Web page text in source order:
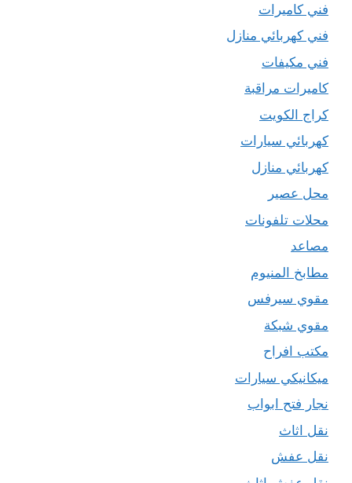
فني كاميرات
فني كهربائي منازل
فني مكيفات
كاميرات مراقبة
كراج الكويت
كهربائي سيارات
كهربائي منازل
محل عصير
محلات تلفونات
مصاعد
مطابخ المنيوم
مقوي سيرفس
مقوي شبكة
مكتب افراح
ميكانيكي سيارات
نجار فتح ابواب
نقل اثاث
نقل عفش